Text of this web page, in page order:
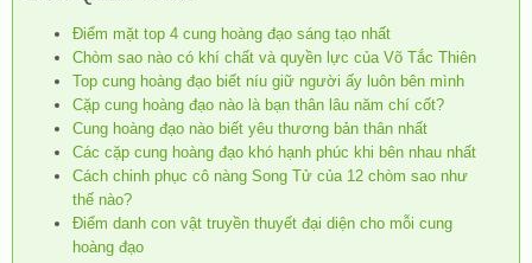
Điểm mặt top 4 cung hoàng đạo sáng tạo nhất
Chòm sao nào có khí chất và quyền lực của Võ Tắc Thiên
Top cung hoàng đạo biết níu giữ người ấy luôn bên mình
Cặp cung hoàng đạo nào là bạn thân lâu năm chí cốt?
Cung hoàng đạo nào biết yêu thương bản thân nhất
Các cặp cung hoàng đạo khó hạnh phúc khi bên nhau nhất
Cách chinh phục cô nàng Song Tử của 12 chòm sao như
thế nào?
Điểm danh con vật truyền thuyết đại diện cho mỗi cung
hoàng đạo